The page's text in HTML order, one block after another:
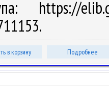
https://
в корзину Подробнее